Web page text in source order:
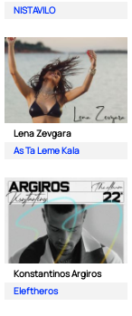
NISTAVILO
Lena Zevgara
As Ta Leme Kala
Konstantinos Argiros
Eleftheros